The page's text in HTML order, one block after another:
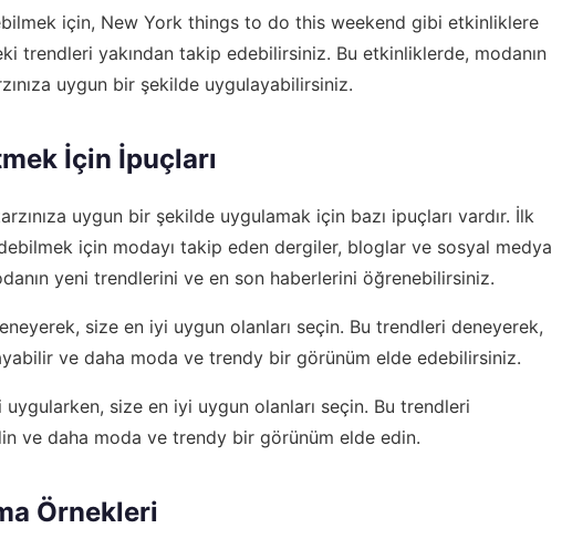
için, New York things to do this weekend gibi etkinliklere
trendleri yakından takip edebilirsiniz. Bu etkinliklerde, modanın
uygun bir şekilde uygulayabilirsiniz.
İçin İpuçları
uygun bir şekilde uygulamak için bazı ipuçları vardır. İlk
için modayı takip eden dergiler, bloglar ve sosyal medya
yeni trendlerini ve en son haberlerini öğrenebilirsiniz.
size en iyi uygun olanları seçin. Bu trendleri deneyerek,
ve daha moda ve trendy bir görünüm elde edebilirsiniz.
size en iyi uygun olanları seçin. Bu trendleri
ve daha moda ve trendy bir görünüm elde edin.
Örnekleri